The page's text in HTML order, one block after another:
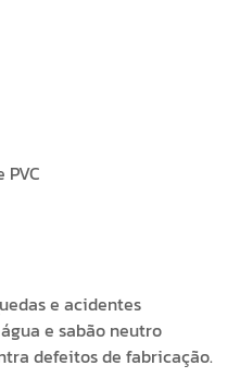
e acidentes
e sabão neutro
defeitos de fabricação.